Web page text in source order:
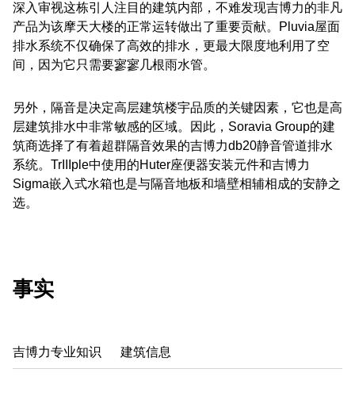
深入审视这栋引人注目的建筑内部，不难发现吉博力的非凡
产品为该摩天大楼的正常运转做出了重要贡献。Pluvia屋面
排水系统不仅确保了高效的排水，更最大限度地利用了空
间，因为它只需要寥寥几根雨水管。
另外，隔音是决定高层建筑楼宇品质的关键因素，它也是高
层建筑排水中非常敏感的区域。因此，Soravia Group的建
筑商选择了有着超群隔音效果的吉博力db20静音管道排水
系统。TrIIIple中使用的Huter座便器安装元件和吉博力
Sigma嵌入式水箱也是与隔音地板和墙壁相辅相成的安静之
选。
事实
吉博力专业知识 建筑信息